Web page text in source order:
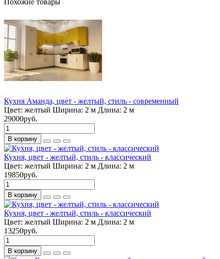
Похожие товары
Кухня Аманда, цвет - желтый, стиль - современный
Цвет: желтый Ширина: 2 м Длина: 2 м
29000руб.
В корзину
Кухня, цвет - желтый, стиль - классический
Цвет: желтый Ширина: 2 м Длина: 2 м
19850руб.
В корзину
Кухня, цвет - желтый, стиль - классический
Цвет: желтый Ширина: 2 м Длина: 2 м
13250руб.
В корзину